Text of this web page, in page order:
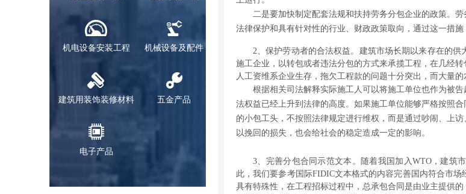
机电设备安装工程 机械设备及配件
建筑用装饰装修材料 五金产品
电子产品
二是要加快制定配套法规和扶持劳务分包企业的政策。
法律保护和具有针对性的行业、财政政策取向，通过这一措施
2、保护劳动者的合法权益。建筑市场长期以来存在的
施工企业，以转包或者违法分包的方式来承揽工程，在几经
人工资维系企业生存，拖欠工程款的问题十分突出，而大
根据相关司法解释实际施工人可以将施工单位也作为被
法权益已经上升到法律的高度。如果施工单位能够严格按照
的小包工头，不按照法律规定进行维权，而是通过吵闹、上
以挽回的损失，也会给社会的稳定造成一定的影响。
3、完善分包合同示范文本。随着我国加入WTO，建筑
此，我们要参考国际FIDIC文本格式的内容完善国内符合市
具有特殊性，在工程招标过程中，总承包合同是由业主提供